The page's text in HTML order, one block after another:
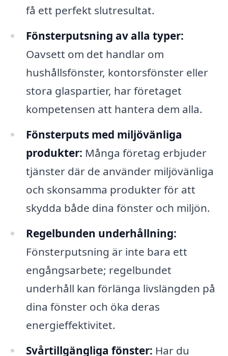
få ett perfekt slutresultat.
Fönsterputsning av alla typer:
Oavsett om det handlar om
hushållsfönster, kontorsfönster eller
stora glaspartier, har företaget
kompetensen att hantera dem alla.
Fönsterputs med miljövänliga
produkter: Många företag erbjuder
tjänster där de använder miljövänliga
och skonsamma produkter för att
skydda både dina fönster och miljön.
Regelbunden underhållning:
Fönsterputsning är inte bara ett
engångsarbete; regelbundet
underhåll kan förlänga livslängden på
dina fönster och öka deras
energieffektivitet.
Svårtillgängliga fönster: Har du